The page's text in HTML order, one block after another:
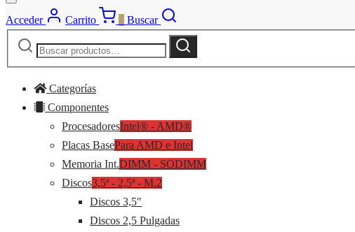
Acceder Carrito
Buscar
Buscar
Buscar
Categorías
Componentes
ProcesadoresIntel® - AMD®
Placas BasePara AMD e Intel
Memoria Int.DIMM - SODIMM
Discos3,5ª - 2,5ª - M.2
Discos 3,5″
Discos 2,5 Pulgadas